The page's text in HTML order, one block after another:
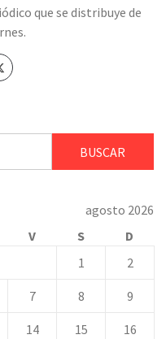
que se distribuye de
agosto 2026
V S
D
1
2
7 8 9
14 15 16